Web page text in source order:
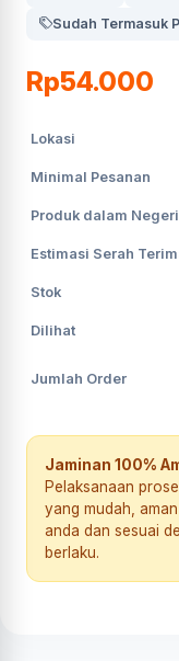
Sudah Termasuk
Rp54.000
Lokasi
Minimal Pesanan
Produk dalam Negeri
Estimasi Serah
Stok
Dilihat
Jumlah Order
Jaminan 100%
Pelaksanaan
yang mudah,
anda dan sesuai
berlaku.